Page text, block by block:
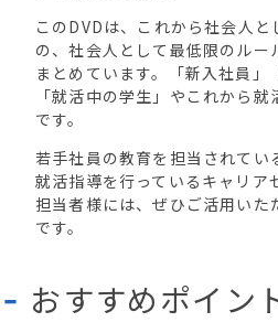
このDVDは、これから社会人
の、社会人として最低限のルー
まとめています。「新入社員」
「就活中の学生」やこれから
です。
若手社員の教育を担当されてい
就活指導を行っているキャリア
担当者様には、ぜひご活用いた
です。
おすすめポイン